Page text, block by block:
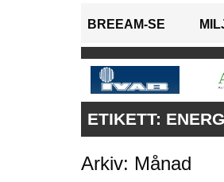
BREEAM-SE
ETIKETT:
Arkiv: Månad